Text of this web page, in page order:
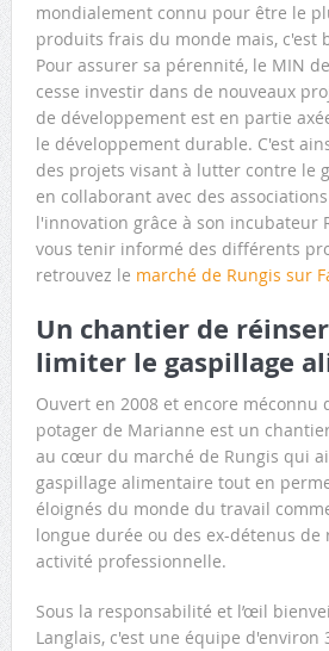
mondialement connu pour être le
produits frais du monde mais, c'est
Pour assurer sa pérennité, le MIN
cesse investir dans de nouveaux
de développement est en partie
le développement durable. C'est
des projets visant à lutter contre le
en collaborant avec des
l'innovation grâce à son incubateur
vous tenir informé des différents
retrouvez le marché de Rungis sur
Un chantier de
limiter le gaspillage
Ouvert en 2008 et encore méconnu
potager de Marianne est un
au cœur du marché de Rungis qui
gaspillage alimentaire tout en
éloignés du monde du travail
longue durée ou des ex-détenus de
activité professionnelle.
Sous la responsabilité et l’œil
Langlais, c'est une équipe d'environ